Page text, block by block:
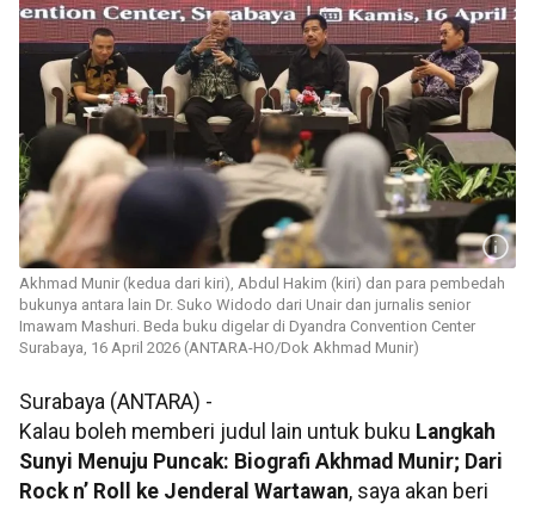
Akhmad Munir (kedua dari kiri), Abdul Hakim (kiri) dan para pembedah
bukunya antara lain Dr. Suko Widodo dari Unair dan jurnalis senior
Imawam Mashuri. Beda buku digelar di Dyandra Convention Center
Surabaya, 16 April 2026 (ANTARA-HO/Dok Akhmad Munir)
Surabaya (ANTARA) -
Kalau boleh memberi judul lain untuk buku Langkah
Sunyi Menuju Puncak: Biografi Akhmad Munir; Dari
Rock n’ Roll ke Jenderal Wartawan, saya akan beri